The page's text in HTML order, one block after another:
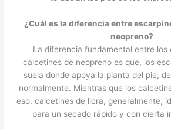
¿Cuál es la diferencia entre
neopreno?
La diferencia fundamental entre los
calcetines de neopreno es que, los
suela donde apoya la planta del pie,
normalmente. Mientras que los
eso, calcetines de licra, generalmente,
para un secado rápido y con cierta